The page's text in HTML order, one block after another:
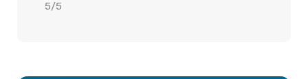
5/5